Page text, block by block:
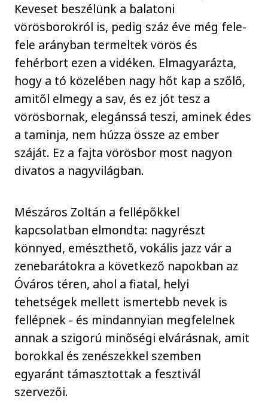
Keveset beszélünk a balatoni
vörösborokról is, pedig száz éve még fele-
fele arányban termeltek vörös és
fehérbort ezen a vidéken. Elmagyarázta,
hogy a tó közelében nagy hőt kap a szőlő,
amitől elmegy a sav, és ez jót tesz a
vörösbornak, elegánssá teszi, aminek édes
a taminja, nem húzza össze az ember
száját. Ez a fajta vörösbor most nagyon
divatos a nagyvilágban.
Mészáros Zoltán a fellépőkkel
kapcsolatban elmondta: nagyrészt
könnyed, emészthető, vokális jazz vár a
zenebarátokra a következő napokban az
Óváros téren, ahol a fiatal, helyi
tehetségek mellett ismertebb nevek is
fellépnek - és mindannyian megfelelnek
annak a szigorú minőségi elvárásnak, amit
borokkal és zenészekkel szemben
egyaránt támasztottak a fesztivál
szervezői.